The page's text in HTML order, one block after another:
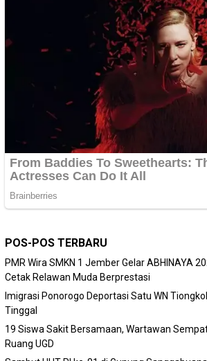
POS-POS TERBARU
PMR Wira SMKN 1 Jember Gelar ABHINAYA
Cetak Relawan Muda Berprestasi
Imigrasi Ponorogo Deportasi Satu WN
Tinggal
19 Siswa Sakit Bersamaan, Wartawan
Ruang UGD